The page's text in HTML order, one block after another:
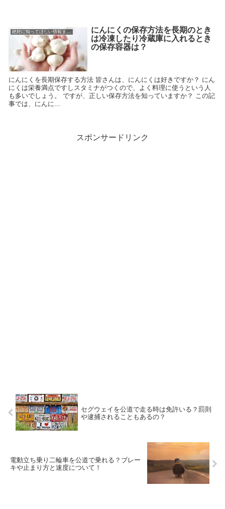
にんにくの保存方法を長期のとき
は冷凍したり冷蔵庫に入れるとき
の保存容器は？
にんにくを長期保存する方法 皆さんは、にんにくは好きですか？ にん
にくは栄養満点ですしスタミナがつくので、よく料理に使うという人
も多いでしょう。 ですが、正しい保存方法を知っていますか？ この記
事では、にんに...
スポンサードリンク
セグウェイを公道で走る時は免許いる？罰則
や逮捕されることもあるの？
電動立ち乗り二輪車を公道で乗れる？ブレー
キや止まり方と速度について！